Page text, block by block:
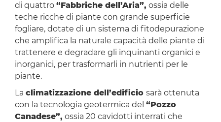
di quattro “Fabbriche dell’Aria”, ossia delle
teche ricche di piante con grande superficie
fogliare, dotate di un sistema di fitodepurazione
che amplifica la naturale capacità delle piante di
trattenere e degradare gli inquinanti organici e
inorganici, per trasformarli in nutrienti per le
piante.
La climatizzazione dell’edificio sarà ottenuta
con la tecnologia geotermica del “Pozzo
Canadese”, ossia 20 cavidotti interrati che